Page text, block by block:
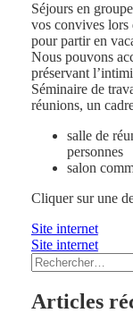
Séjours en
vos convives lors
pour partir en
Nous pouvons
préservant
Séminaire de
réunions, un
salle de
personnes
salon
Cliquer sur une
Site internet
Site internet
Rechercher :
Articles